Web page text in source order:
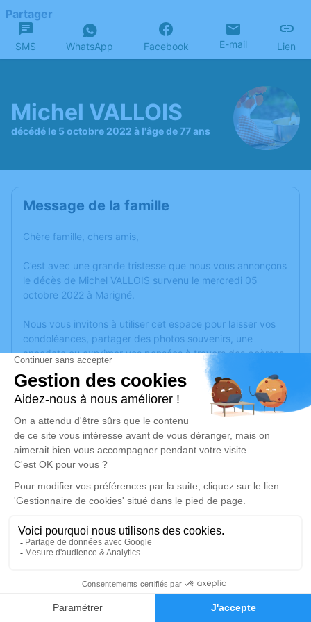
Faire-part Hommages
Partager
SMS WhatsApp Facebook E-mail Lien
Michel VALLOIS
décédé le 5 octobre 2022 à l'âge de 77 ans
Message de la famille
Chère famille, chers amis,
C’est avec une grande tristesse que nous vous annonçons
le décès de Michel VALLOIS survenu le mercredi 05
octobre 2022 à Marigné.
Nous vous invitons à utiliser cet espace pour laisser vos
condoléances, partager des photos souvenirs, une
anecdote ou exprimer vos pensées à travers des poèmes
ou des textes. Cet endroit est un lieu d'expression dédié à
honorer la mémoire de Michel VALLOIS.
Un service de plantation d’arbre hommage estdisponible
ici.
Crémation
mercredi 12 octobre 2022 à 11h30
Crématorium de Montreuil-Juigné
Avenue des Poiriers
Je rends hommage